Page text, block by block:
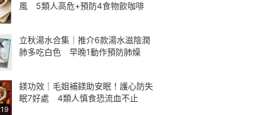
風 5類人高危+預防4食物飲咖啡
立秋湯水合集｜推介6款湯水滋陰潤
肺多吃白色 早晚1動作預防肺燥
鎂功效｜毛姐補鎂助安眠！護心防失
眠7好處 4類人慎食恐流血不止